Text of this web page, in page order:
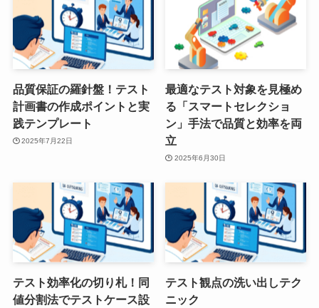
品質保証の羅針盤！テスト
計画書の作成ポイントと実
践テンプレート
2025年7月22日
最適なテスト対象を見極め
る「スマートセレクショ
ン」手法で品質と効率を両
立
2025年6月30日
テスト効率化の切り札！同
値分割法でテストケース設
テスト観点の洗い出しテク
ニック